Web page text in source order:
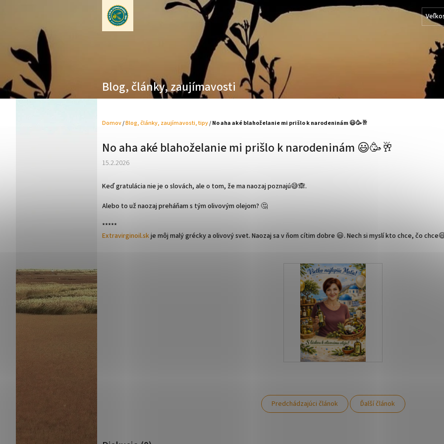
Blog, články, zaujímavosti
Domov/Blog, články, zaujímavosti, tipy/No aha aké blahoželanie mi prišlo k narodeninám 😃🥳🥂
No aha aké blahoželanie mi prišlo k narodeninám 😃🥳🥂
15.2.2026
Keď gratulácia nie je o slovách, ale o tom, že ma naozaj poznajú😅🙈.
Alebo to už naozaj preháňam s tým olivovým olejom? 🤔
*****
Extravirginoil.skje môj malý grécky a olivový svet. Naozaj sa v ňom cítim dobre 😃. Nech si myslí kto chce, čo
Predchádzajúci článok Ďalší článok